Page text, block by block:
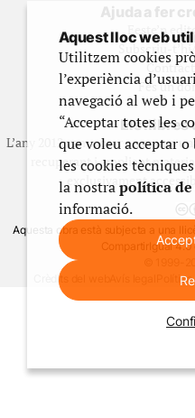
Ajuda a fer
Feste’n
Subscriu-t’hi/
Fes un
Els llibres
L’any 2012 vam posar en marxa
recuperant i ampliant
exclusivament
Aquesta obra està subjecta a una
CompartirIgual
Crèdits del web
Aquest lloc web
Utilitzem cookies
l’experiència
navegació al web i
“Acceptar totes les
que voleu acceptar
les cookies
la nostrapolítica de
informació.